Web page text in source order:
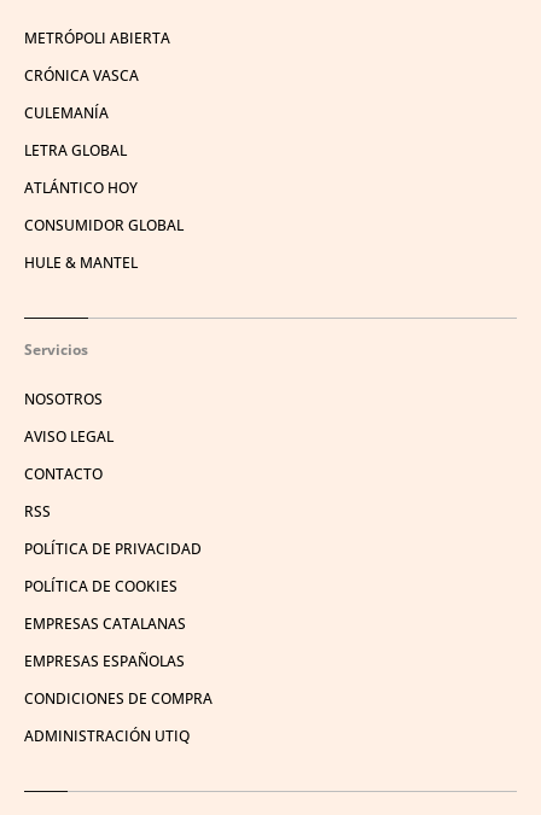
METRÓPOLI ABIERTA
CRÓNICA VASCA
CULEMANÍA
LETRA GLOBAL
ATLÁNTICO HOY
CONSUMIDOR GLOBAL
HULE & MANTEL
Servicios
NOSOTROS
AVISO LEGAL
CONTACTO
RSS
POLÍTICA DE PRIVACIDAD
POLÍTICA DE COOKIES
EMPRESAS CATALANAS
EMPRESAS ESPAÑOLAS
CONDICIONES DE COMPRA
ADMINISTRACIÓN UTIQ